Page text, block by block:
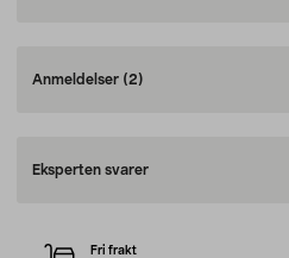
Anmeldelser (2)
Eksperten svarer
Fri frakt